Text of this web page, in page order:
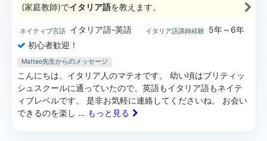
(家庭教師)でイタリア語を教えます。
ネイティブ言語 イタリア語-英語 イタリア語講師経験
5年～6年
初心者歓迎！
Matteo先生からのメッセージ
こんにちは、イタリア人のマテオです。 幼い頃はブリティッ
シュスクールに通っていたので、英語もイタリア語もネイテ
ィブレベルです。 是非お気軽に連絡してくださいね。 お会い
できるのを楽し ... もっと見る